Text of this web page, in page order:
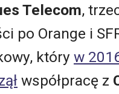
Telecom,
po Orange i
który w
współpracę z